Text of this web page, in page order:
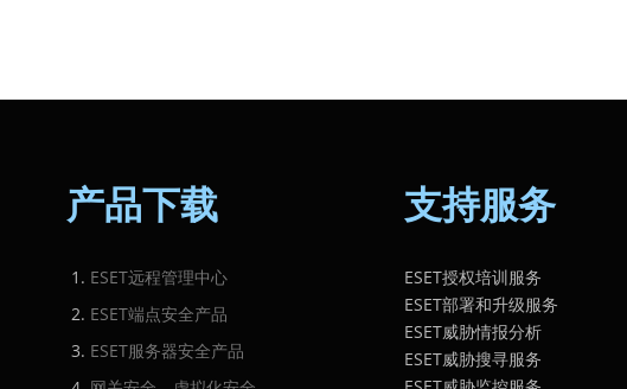
产品下载
ESET远程管理中心
ESET端点安全产品
ESET服务器安全产品
支持服务
ESET授权培训服务
ESET部署和升级服务
ESET威胁情报分析
ESET威胁搜寻服务